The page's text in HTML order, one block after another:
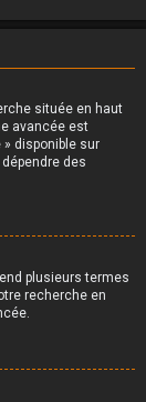
située en haut
avancée est
disponible sur
des
plusieurs termes
recherche en